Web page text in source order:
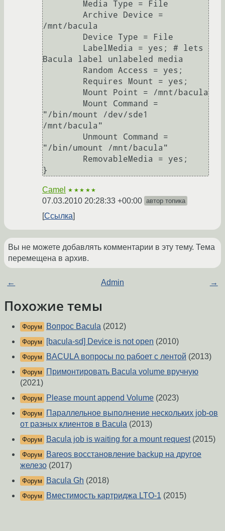
/mnt/bacula
Bacula label unlabeled media
"/bin/mount /dev/sde1
/mnt/bacula"
"/bin/umount /mnt/bacula"
Camel ★★★★★
07.03.2010 20:28:33 +00:00 автор топика
Ссылка
Вы не можете добавлять комментарии в эту тему. Тема
перемещена в архив.
← Admin →
Похожие темы
Форум Вопрос Bacula (2012)
Форум [bacula-sd] Device is not open (2010)
Форум BACULA вопросы по рабоет с лентой (2013)
Форум
Примонтировать Bacula volume вручную
(2021)
Форум Please mount append Volume (2023)
Форум
Параллельное выполнение нескольких job-ов
от разных клиентов в Bacula (2013)
Форум Bacula job is waiting for a mount request(2015)
Форум
Bareos восстановление backup на другое
железо (2017)
Форум Bacula Gh (2018)
Форум Вместимость картриджа LTO-1 (2015)